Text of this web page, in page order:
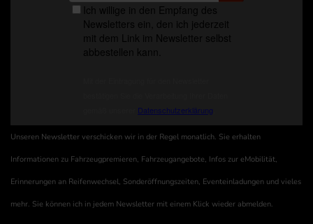
Unseren Newsletter verschicken wir in der Regel monatlich. Sie erhalten
Informationen zu Fahrzeugpremieren, Fahrzeugangebote, Infos zur eMobilität,
Erinnerungen an Reifenwechsel, Sonderöffnungszeiten, Eventeinladungen und vieles
mehr. Sie können ich in jedem Newsletter mit einem Klick wieder abmelden.